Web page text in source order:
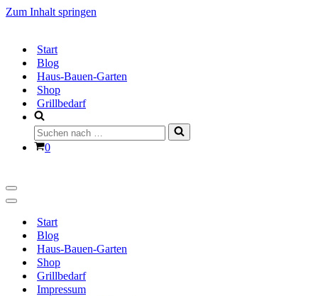
Zum Inhalt springen
Start
Blog
Haus-Bauen-Garten
Shop
Grillbedarf
Suchen
nach …
Warenkorb
0
Navigationsmenü
Navigationsmenü
Start
Blog
Haus-Bauen-Garten
Shop
Grillbedarf
Impressum